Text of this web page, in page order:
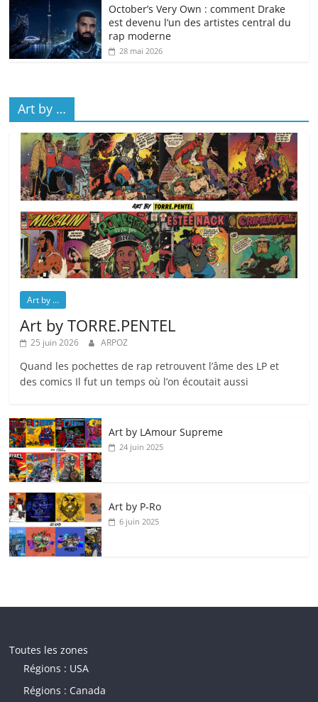
October’s Very Own : comment Drake
est devenu l’un des artistes central du
rap moderne
28 mai 2026
Art by …
Art by ...
Art by TORRE.PENTEL
25 juin 2026 ARPOZ
Quand les pochettes de rap retrouvent l’âme des LP et
des comics Il fut un temps où l’on écoutait aussi
Art by LAmour Supreme
24 juin 2025
Art by P‑Ro
6 juin 2025
Toutes les zones
Régions : USA
Régions : Canada